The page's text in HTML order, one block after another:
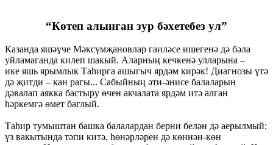
“Көтеп алынган зур бәхетебез ул”
Казанда яшәүче Мәксүмҗановлар гаиләсе ишегенә дә бәла
уйламаганда килеп шакый. Аларның кечкенә улларына –
ике яшь ярымлык Таһирга ашыгыч ярдәм кирәк! Диагнозы үтә
дә җитди – кан рагы... Сабыйның әти-әнисе балаларын
дәвалап аякка бастыру өчен акчалата ярдәм итә алган
һәркемгә өмет баглый.
Таһир тумыштан башка балалардан берни белән дә аерылмый:
үз вакытында тәпи китә, һөнәрләрен дә көннән-көн